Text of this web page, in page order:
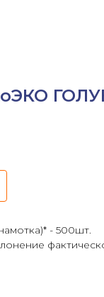
- 500шт.